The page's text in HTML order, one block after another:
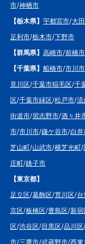
市/神栖市
【栃木県】 宇都宮市/大
足利市/栃木市/下野市
【群馬県】 高崎市/前橋市
【千葉県】 船橋市/市川市
見川区/千葉市稲毛区/千
区/千葉市緑区/松戸市/流
街道市/習志野市/酒々井
市/市川市/鎌ケ谷市/白井
芝山町/山武市/横芝光町/
庄町/銚子市
【東京都】
足立区/葛飾区/荒川区/
京区/板橋区/豊島区/新宿
区/渋谷区/目黒区/品川区
市/三鷹市/武蔵野市/西東